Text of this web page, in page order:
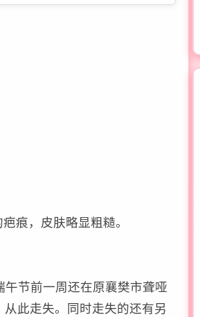
痕，皮肤略显粗糙。
节前一周还在原襄樊市聋哑
此走失。同时走失的还有另